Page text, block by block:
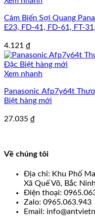
Cảm Biến Sợi Quang
E23, FD-41, FD-61, FT-
4.121 ₫
Xem nhanh
Panasonic Afp7y64t Thương
Biệt hàng mới
27.035 ₫
Về chúng tôi
Địa chỉ: Khu Phố
Xã Quế Võ, Bắc Ninh
Điện thoại:
Zalo: 0965.063.943
Email: